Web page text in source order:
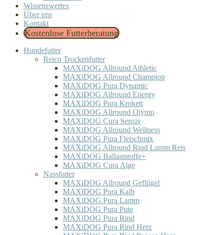
Wissenswertes
Über uns
Kontakt
Kostenlose Futterberatung
Hundefutter
Reico Trockenfutter
MAXiDOG Allround Athletic
MAXiDOG Allround Champion
MAXiDOG Pura Dynamic
MAXiDOG Allround Energy
MAXiDOG Pura Krokett
MAXiDOG Allround Olymp
MAXiDOG Cura Sensiv
MAXiDOG Allround Wellness
MAXiDOG Pura Fleischmix
MAXiDOG Allround Rind Lamm Reis
MAXiDOG Ballaststoffe+
MAXiDOG Cura Alge
Nassfutter
MAXiDOG Allround Geflügel
MAXiDOG Pura Kalb
MAXiDOG Pura Lamm
MAXiDOG Pura Pute
MAXiDOG Pura Rind
MAXiDOG Pura Rind Herz